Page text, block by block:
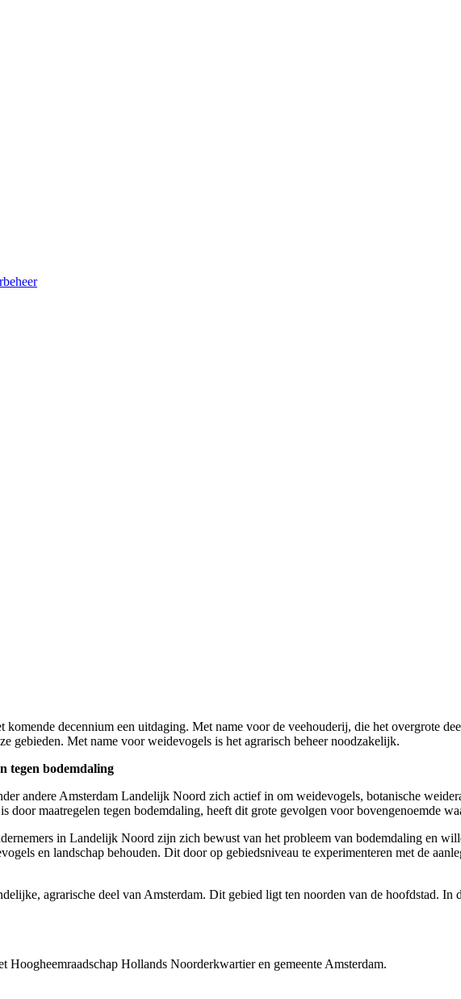
decennium een uitdaging. Met name voor de veehouderij, die het overgrote
gebieden. Met name voor weidevogels is het agrarisch beheer noodzakelijk.
tegen bodemdaling
andere Amsterdam Landelijk Noord zich actief in om weidevogels, botanische
maatregelen tegen bodemdaling, heeft dit grote gevolgen voor bovengenoemde
in Landelijk Noord zijn zich bewust van het probleem van bodemdaling en
en landschap behouden. Dit door op gebiedsniveau te experimenteren met de
agrarische deel van Amsterdam. Dit gebied ligt ten noorden van de hoofdstad. In
Hollands Noorderkwartier en gemeente Amsterdam.